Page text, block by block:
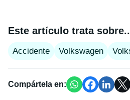
Este artículo trata
Accidente Volkswagen
Compártela en: